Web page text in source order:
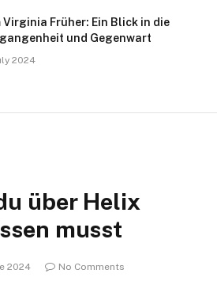
Virginia Früher: Ein Blick in die
und Gegenwart
2024
über Helix
musst
2024
No Comments